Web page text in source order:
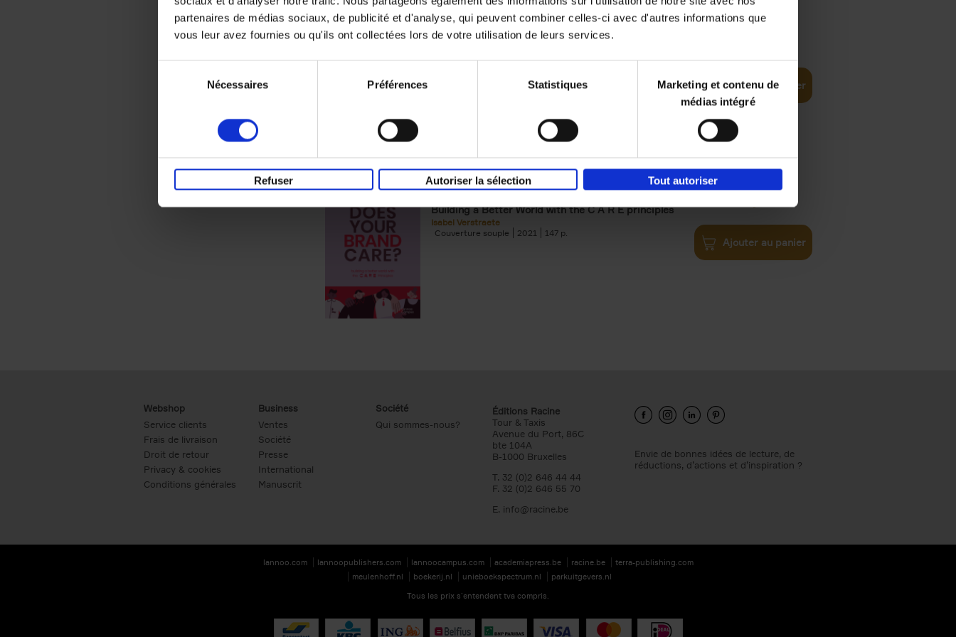
partenaires de médias sociaux, de publicité et d'analyse, qui peuvent combiner celles-ci avec d'autres informations que
vous leur avez fournies ou qu'ils ont collectées lors de votre utilisation de leurs services.
Nécessaires Préférences Statistiques
Marketing et contenu de
médias intégré
Refuser Autoriser la sélection Tout autoriser
Digital marketing like a PRO -
completely revised edition
Ajouter au panier
Does Your Brand Care?
Building a Better World with the C A R E principles
Isabel Verstraete
Couverture souple
2021 147
€34,99
Ajouter au panier
Webshop
Service clients
Frais de livraison
Droit de retour
Privacy & cookies
Conditions générales
Business
Ventes
Société
Presse
International
Manuscrit
Société
Qui sommes-nous?
Éditions Racine
Tour & Taxis
Avenue du Port, 86C
bte 104A
B-1000 Bruxelles
T. 32 (0)2 646 44 44
F. 32 (0)2 646 55 70
E. info@racine.be
Envie de bonnes idées de lecture, de
réductions, d’actions et d’inspiration ?
lannoo.com lannoopublishers.com lannoocampus.com academiapress.be racine.be
terra-publishing.com
meulenhoff.nl
boekerij.nl unieboekspectrum.nl
parkuitgevers.nl
Tous les prix s’entendent tva compris.